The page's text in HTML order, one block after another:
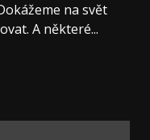
na svět
A některé...